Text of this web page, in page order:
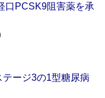
口PCSK9阻害薬を承
ージ3の1型糖尿病